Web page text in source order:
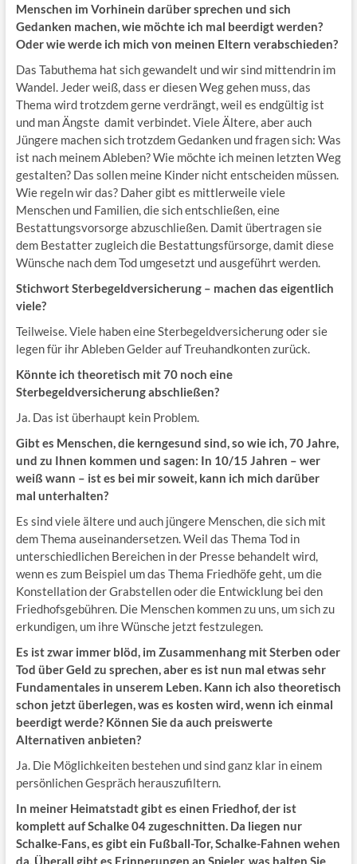
Menschen im Vorhinein darüber sprechen und sich
Gedanken machen, wie möchte ich mal beerdigt werden?
Oder wie werde ich mich von meinen Eltern verabschieden?
Das Tabuthema hat sich gewandelt und wir sind mittendrin im
Wandel. Jeder weiß, dass er diesen Weg gehen muss, das
Thema wird trotzdem gerne verdrängt, weil es endgültig ist
und man Ängste damit verbindet. Viele Ältere, aber auch
Jüngere machen sich trotzdem Gedanken und fragen sich: Was
ist nach meinem Ableben? Wie möchte ich meinen letzten Weg
gestalten? Das sollen meine Kinder nicht entscheiden müssen.
Wie regeln wir das? Daher gibt es mittlerweile viele
Menschen und Familien, die sich entschließen, eine
Bestattungsvorsorge abzuschließen. Damit übertragen sie
dem Bestatter zugleich die Bestattungsfürsorge, damit diese
Wünsche nach dem Tod umgesetzt und ausgeführt werden.
Stichwort Sterbegeldversicherung – machen das eigentlich
viele?
Teilweise. Viele haben eine Sterbegeldversicherung oder sie
legen für ihr Ableben Gelder auf Treuhandkonten zurück.
Könnte ich theoretisch mit 70 noch eine
Sterbegeldversicherung abschließen?
Ja. Das ist überhaupt kein Problem.
Gibt es Menschen, die kerngesund sind, so wie ich, 70 Jahre,
und zu Ihnen kommen und sagen: In 10/15 Jahren – wer
weiß wann – ist es bei mir soweit, kann ich mich darüber
mal unterhalten?
Es sind viele ältere und auch jüngere Menschen, die sich mit
dem Thema auseinandersetzen. Weil das Thema Tod in
unterschiedlichen Bereichen in der Presse behandelt wird,
wenn es zum Beispiel um das Thema Friedhöfe geht, um die
Konstellation der Grabstellen oder die Entwicklung bei den
Friedhofsgebühren. Die Menschen kommen zu uns, um sich zu
erkundigen, um ihre Wünsche jetzt festzulegen.
Es ist zwar immer blöd, im Zusammenhang mit Sterben oder
Tod über Geld zu sprechen, aber es ist nun mal etwas sehr
Fundamentales in unserem Leben. Kann ich also theoretisch
schon jetzt überlegen, was es kosten wird, wenn ich einmal
beerdigt werde? Können Sie da auch preiswerte
Alternativen anbieten?
Ja. Die Möglichkeiten bestehen und sind ganz klar in einem
persönlichen Gespräch herauszufiltern.
In meiner Heimatstadt gibt es einen Friedhof, der ist
komplett auf Schalke 04 zugeschnitten. Da liegen nur
Schalke-Fans, es gibt ein Fußball-Tor, Schalke-Fahnen wehen
da. Überall gibt es Erinnerungen an Spieler, was halten Sie